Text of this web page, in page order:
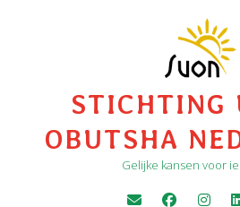
STICHTING
OBUTSHA
Gelijke kansen voor